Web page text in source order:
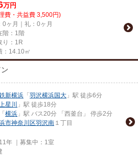
万円
費・共益費 3,500円)
0ヶ月｜礼：0ヶ月
階：1階
り：1R
：14.10㎡
新横浜 「 羽沢横浜国大 」駅 徒歩6分
星川
」駅 徒歩18分
「 横浜 」駅 バス20分 「西釜台」 停歩2分
市神奈川区羽沢南 １丁目
年 ｜募集中： 1室